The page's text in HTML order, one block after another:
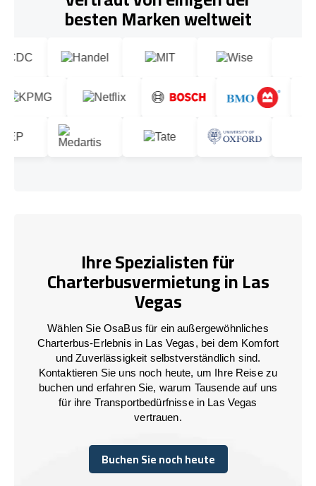
besten Marken weltweit
Ihre Spezialisten für
Charterbusvermietung in Las
Vegas
Wählen Sie OsaBus für ein außergewöhnliches
Charterbus-Erlebnis in Las Vegas, bei dem Komfort
und Zuverlässigkeit selbstverständlich sind.
Kontaktieren Sie uns noch heute, um Ihre Reise zu
buchen und erfahren Sie, warum Tausende auf uns
für ihre Transportbedürfnisse in Las Vegas
vertrauen.
Buchen Sie noch heute
Buchen Sie noch heute